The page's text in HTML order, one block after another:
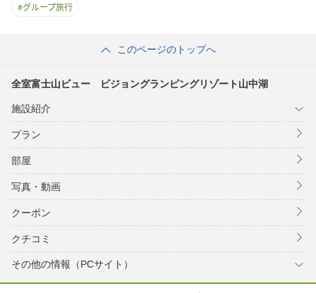
#グループ旅行
このページのトップへ
全室富士山ビュー ビジョングランピングリゾート山中湖
施設紹介
プラン
部屋
写真・動画
クーポン
クチコミ
その他の情報（PCサイト）